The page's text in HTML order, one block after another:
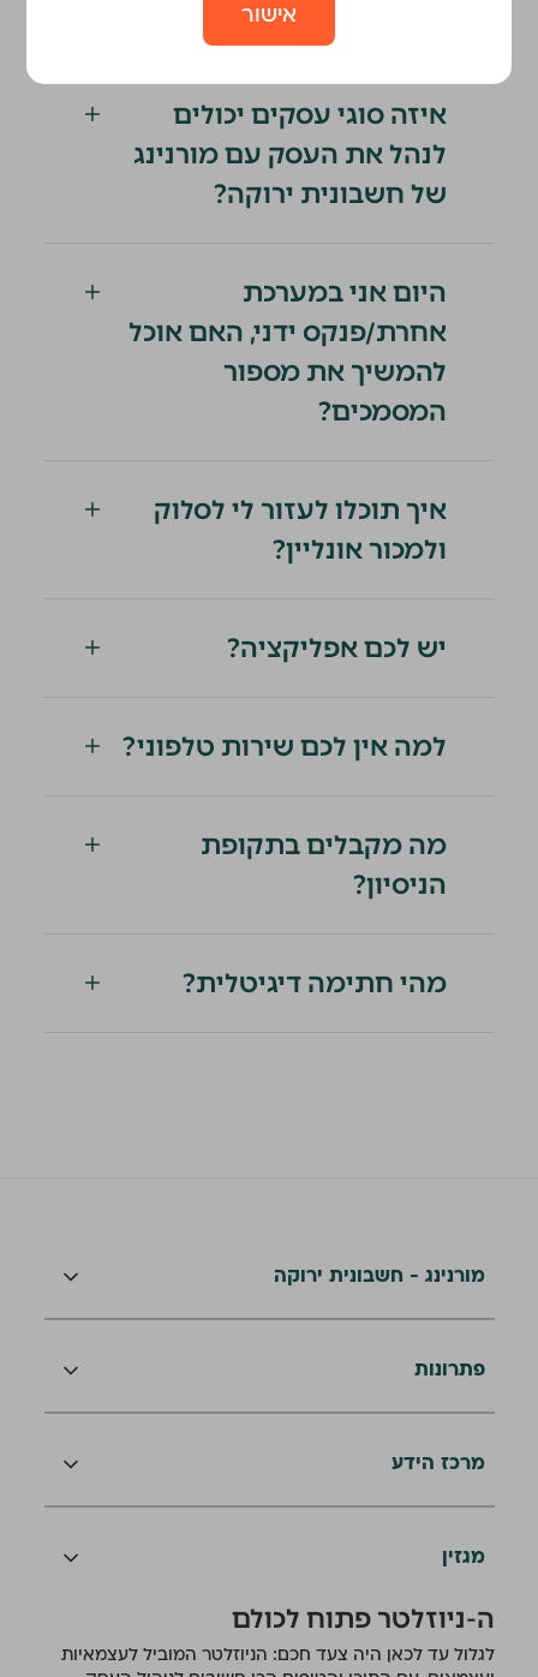
איזה סוגי עסקים יכולים
לנהל את העסק עם מורנינג
של חשבונית ירוקה?
היום אני במערכת
אחרת/פנקס ידני, האם אוכל
להמשיך את מספור
המסמכים?
איך תוכלו לעזור לי לסלוק
ולמכור אונליין?
יש לכם אפליקציה?
למה אין לכם שירות טלפוני?
מה מקבלים בתקופת
הניסיון?
מהי חתימה דיגיטלית?
מורנינג - חשבונית ירוקה
פתרונות
מרכז הידע
מגזין
ה-ניוזלטר פתוח לכולם
לגלול עד לכאן היה צעד חכם: הניוזלטר המוביל לעצמאיות
אישור